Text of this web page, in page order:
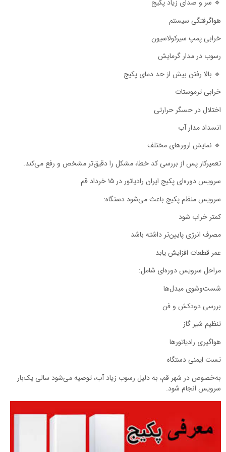
🔹 سر و صدای زیاد پکیج
هواگرفتگی سیستم
خرابی پمپ سیرکولاسیون
رسوب در مدار گرمایش
🔹 بالا رفتن بیش از حد دمای پکیج
خرابی ترموستات
اختلال در حسگر حرارتی
انسداد مدار آب
🔹 نمایش ارورهای مختلف
تعمیرکار پس از بررسی کد خطا، مشکل را دقیق‌تر مشخص و رفع می‌کند.
سرویس دوره‌ای پکیج ایران رادیاتور در ۱۵ خرداد قم
سرویس منظم پکیج باعث می‌شود دستگاه:
کمتر خراب شود
مصرف انرژی پایین‌تر داشته باشد
عمر قطعات افزایش یابد
مراحل سرویس دوره‌ای شامل:
شست‌وشوی مبدل‌ها
بررسی دودکش و فن
تنظیم شیر گاز
هواگیری رادیاتورها
تست ایمنی دستگاه
به‌خصوص در شهر قم، به دلیل رسوب زیاد آب، توصیه می‌شود سالی یک‌بار
سرویس انجام شود.